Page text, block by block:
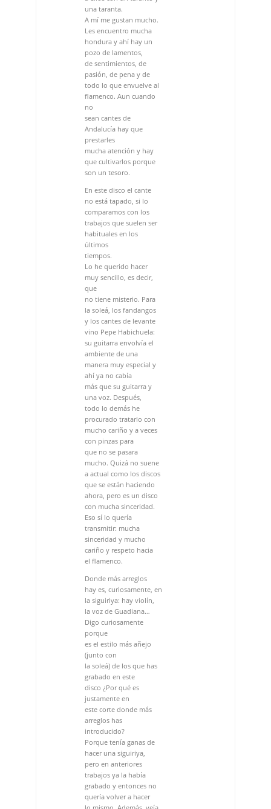
todo lo que envuelve al
flamenco. Aun cuando
no
sean cantes de
Andalucía hay que
prestarles
mucha atención y hay
que cultivarlos porque
son un tesoro.
En este disco el cante
no está tapado, si lo
comparamos con los
trabajos que suelen ser
habituales en los
últimos
tiempos.
Lo he querido hacer
muy sencillo, es decir,
no tiene misterio. Para
la soleá, los fandangos
y los cantes de levante
vino Pepe Habichuela:
su guitarra envolvía el
ambiente de una
manera muy especial y
ahí ya no cabía
más que su guitarra y
una voz. Después,
todo lo demás he
procurado tratarlo con
mucho cariño y a veces
que no se pasara
mucho. Quizá no suene
a actual como los discos
que se están haciendo
ahora, pero es un disco
con mucha sinceridad.
Eso sí lo quería
transmitir: mucha
sinceridad y mucho
cariño y respeto hacia
el flamenco.
Donde más arreglos
hay es, curiosamente, en
la siguiriya: hay violín,
la voz de Guadiana…
Digo curiosamente
porque
es el estilo más añejo
(junto con
la soleá) de los que has
grabado en este
disco ¿Por qué es
justamente en
este corte donde más
arreglos has
introducido?
Porque tenía ganas de
hacer una siguiriya,
pero en anteriores
trabajos ya la había
grabado y entonces no
quería volver a hacer
lo mismo. Además, veía
esta siguiriya
como algo muy puro y,
a la vez, como un
desatino.
Siempre que pienso en
un cante flamenco como
la